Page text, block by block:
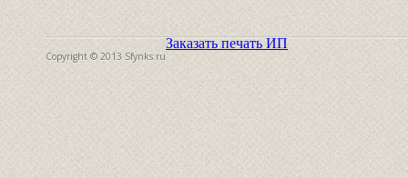
Copyright © 2013 Sfynks.ru
Заказать печать ИП